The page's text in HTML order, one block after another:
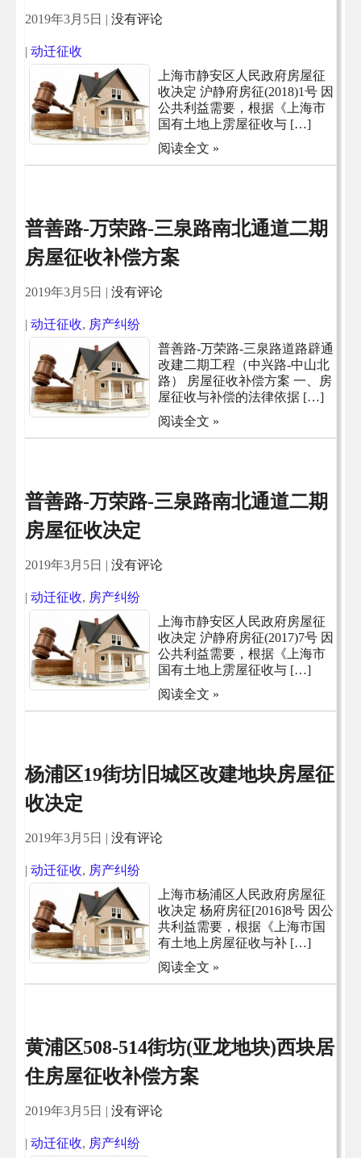
2019年3月5日 | 没有评论
| 动迁征收
上海市静安区人民政府房屋征
收决定 沪静府房征(2018)1号 因
公共利益需要，根据《上海市
国有土地上雳屋征收与 […]
阅读全文 »
普善路-万荣路-三泉路南北通道二期
房屋征收补偿方案
2019年3月5日 | 没有评论
| 动迁征收, 房产纠纷
普善路-万荣路-三泉路道路辟通
改建二期工程（中兴路-中山北
路） 房屋征收补偿方案 一、房
屋征收与补偿的法律依据 […]
阅读全文 »
普善路-万荣路-三泉路南北通道二期
房屋征收决定
2019年3月5日 | 没有评论
| 动迁征收, 房产纠纷
上海市静安区人民政府房屋征
收决定 沪静府房征(2017)7号 因
公共利益需要，根据《上海市
国有土地上雳屋征收与 […]
阅读全文 »
杨浦区19街坊旧城区改建地块房屋征
收决定
2019年3月5日 | 没有评论
| 动迁征收, 房产纠纷
上海市杨浦区人民政府房屋征
收决定 杨府房征[2016]8号 因公
共利益需要，根据《上海市国
有土地上房屋征收与补 […]
阅读全文 »
黄浦区508-514街坊(亚龙地块)西块居
住房屋征收补偿方案
2019年3月5日 | 没有评论
| 动迁征收, 房产纠纷